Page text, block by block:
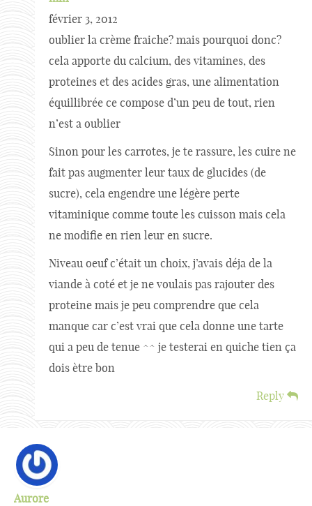
février 3, 2012
oublier la crème fraiche? mais pourquoi donc?
cela apporte du calcium, des vitamines, des
proteines et des acides gras, une alimentation
équillibrée ce compose d’un peu de tout, rien
n’est a oublier
Sinon pour les carrotes, je te rassure, les cuire ne
fait pas augmenter leur taux de glucides (de
sucre), cela engendre une légère perte
vitaminique comme toute les cuisson mais cela
ne modifie en rien leur en sucre.
Niveau oeuf c’était un choix, j’avais déja de la
viande à coté et je ne voulais pas rajouter des
proteine mais je peu comprendre que cela
manque car c’est vrai que cela donne une tarte
qui a peu de tenue ^^ je testerai en quiche tien ça
dois ètre bon
Reply
Aurore